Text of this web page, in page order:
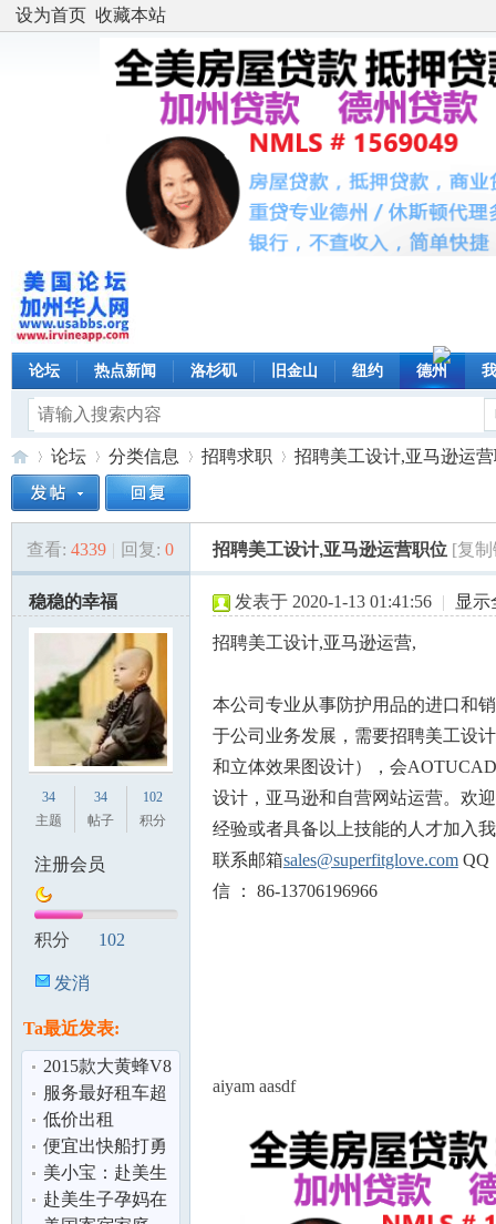
设为首页 收藏本站
论坛 热点新闻 洛杉矶 旧金山 纽约 德州
美»
论坛
›
分类信息 招聘求职
›
招聘美工设计,亚马逊运
查看: 4339 | 回复: 0 招聘美工设计,亚马逊运营职位 [复
稳稳的幸福
34
主题
34
帖子
102
积分
注册会员
积分 102
发消
Ta最近发表:
2015款大黄蜂V8
Camaro SS 改尾
翼/排气,提
服务最好租车超
跑轿跑豪车代步
车日系车出租
低价出租
SL450$2500/月,
含全保
便宜出快船打勇
士3张tickets 可分
开卖Apr18
美小宝：赴美生
子是烧钱还是投
赴美生子孕妈在
发表于 2020-1-13 01:41:56 | 显示
招聘美工设计,亚马逊运营,
本公司专业从事防护用品的进口和
于公司业务发展，需要招聘美工设
和立体效果图设计），会
设计，亚马逊和自营网站运营。欢
经验或者具备以上技能的人才加入
联系邮箱sales@superfitglove.comQQ
信 ： 86-13706196966
aiyam aasdf